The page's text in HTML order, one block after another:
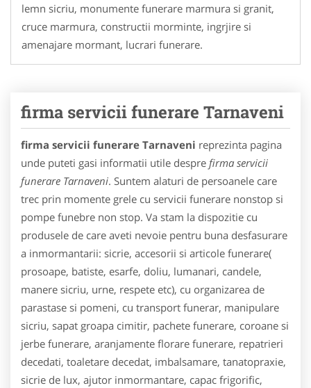
lemn sicriu, monumente funerare marmura si granit,
cruce marmura, constructii morminte, ingrjire si
amenajare mormant, lucrari funerare.
firma servicii funerare Tarnaveni
firma servicii funerare Tarnaveni reprezinta pagina
unde puteti gasi informatii utile despre firma servicii
funerare Tarnaveni. Suntem alaturi de persoanele care
trec prin momente grele cu servicii funerare nonstop si
pompe funebre non stop. Va stam la dispozitie cu
produsele de care aveti nevoie pentru buna desfasurare
a inmormantarii: sicrie, accesorii si articole funerare(
prosoape, batiste, esarfe, doliu, lumanari, candele,
manere sicriu, urne, respete etc), cu organizarea de
parastase si pomeni, cu transport funerar, manipulare
sicriu, sapat groapa cimitir, pachete funerare, coroane si
jerbe funerare, aranjamente florare funerare, repatrieri
decedati, toaletare decedat, imbalsamare, tanatopraxie,
sicrie de lux, ajutor inmormantare, capac frigorific,